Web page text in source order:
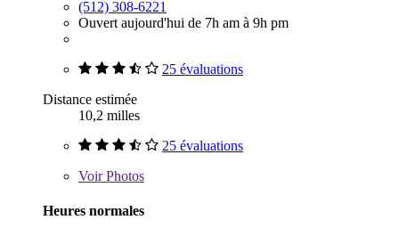
(512) 308-6221
Ouvert aujourd'hui de 7h am à 9h pm
25 évaluations
Distance estimée
10,2 milles
25 évaluations
VoirPhotos
Heures normales